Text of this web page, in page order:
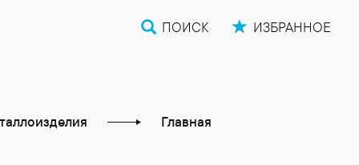
ПОИСК ИЗБРАННОЕ
Главная